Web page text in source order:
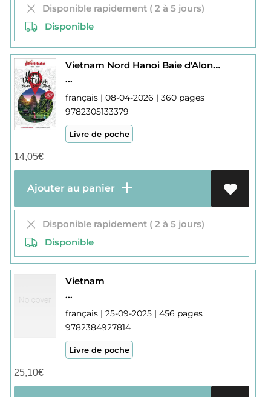
Disponible rapidement ( 2 à 5 jours)
Disponible
Vietnam Nord Hanoi Baie d'Along 2026-2027
...
français | 08-04-2026 | 360 pages
9782305133379
Livre de poche
14,05€
Ajouter au panier
Disponible rapidement ( 2 à 5 jours)
Disponible
Vietnam
...
français | 25-09-2025 | 456 pages
9782384927814
Livre de poche
25,10€